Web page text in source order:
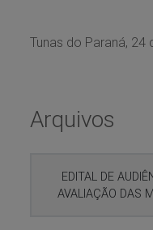
Tunas do Paraná, 24
Arquivos
EDITAL DE
AVALIAÇÃO DAS